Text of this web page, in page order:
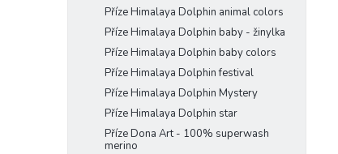
Příze Himalaya Dolphin animal colors
Příze Himalaya Dolphin baby - žinylka
Příze Himalaya Dolphin baby colors
Příze Himalaya Dolphin festival
Příze Himalaya Dolphin Mystery
Příze Himalaya Dolphin star
Příze Dona Art - 100% superwash
merino